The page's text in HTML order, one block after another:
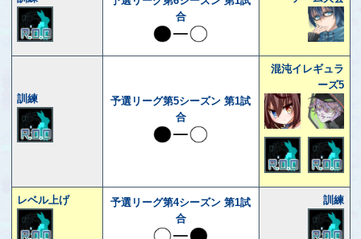
合
訓練
予選リーグ第5シーズン 第1試
合
混沌イレギュラ
ーズ5
レベル上げ
予選リーグ第4シーズン 第1試
合
訓練